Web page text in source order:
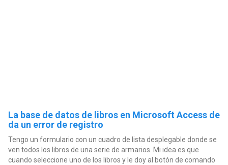
La base de datos de libros en Microsoft Access de
da un error de registro
Tengo un formulario con un cuadro de lista desplegable donde se
ven todos los libros de una serie de armarios. Mi idea es que
cuando seleccione uno de los libros y le doy al botón de comando